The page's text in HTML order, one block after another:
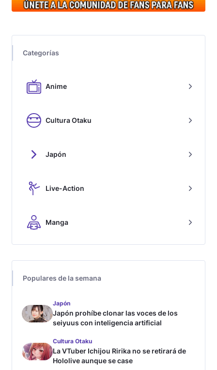
Categorías
Anime
Cultura Otaku
Japón
Live-Action
Manga
Populares de la semana
Japón
Japón prohíbe clonar las voces de los
seiyuus con inteligencia artificial
Cultura Otaku
La VTuber Ichijou Ririka no se retirará de
Hololive aunque se case